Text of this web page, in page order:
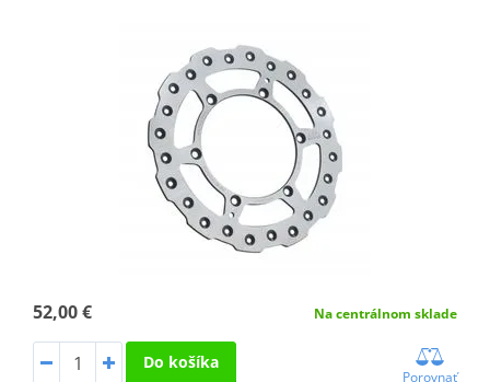
52,00 € Na centrálnom sklade
Do košíka
Porovnať